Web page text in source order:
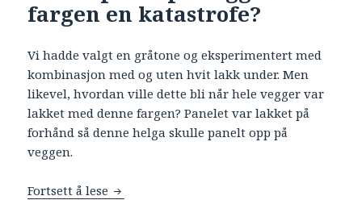
fargen en katastrofe?
Vi hadde valgt en gråtone og eksperimentert med
kombinasjon med og uten hvit lakk under. Men
likevel, hvordan ville dette bli når hele vegger var
lakket med denne fargen? Panelet var lakket på
forhånd så denne helga skulle panelt opp på
veggen.
Fortsett å lese Første panel på veggen – ble fargen en